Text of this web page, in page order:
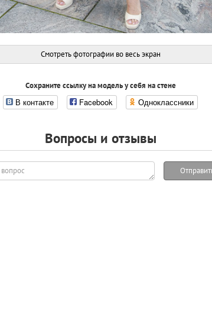
Смотреть фотографии во весь экран
Сохраните ссылку на модель у себя на стене
В контакте Facebook Одноклассники
Вопросы и отзывы